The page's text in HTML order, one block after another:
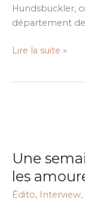
Hundsbuckler,
département
Lire la suite »
Une
les
Édito, Interview,
incontournable
pour
amoureux